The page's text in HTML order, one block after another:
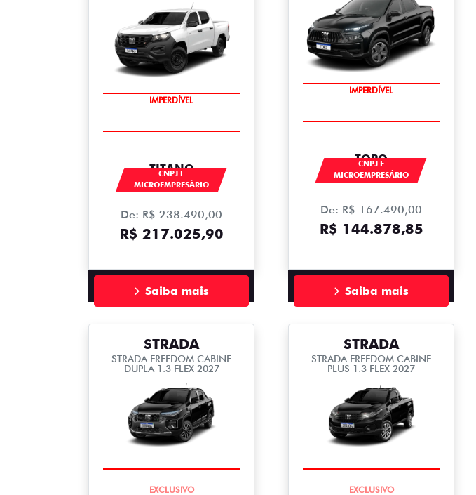
IMPERDÍVEL
TITANO
CNPJ E
MICROEMPRESÁRIO
De: R$ 238.490,00
R$ 217.025,90
Saiba mais
IMPERDÍVEL
TORO
CNPJ E
MICROEMPRESÁRIO
De: R$ 167.490,00
R$ 144.878,85
Saiba mais
STRADA
STRADA FREEDOM CABINE
DUPLA 1.3 FLEX 2027
STRADA
STRADA FREEDOM CABINE
PLUS 1.3 FLEX 2027